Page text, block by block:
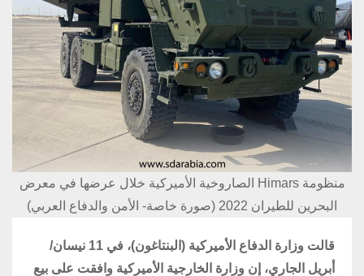
منظومة Himars الصاروخية الأميركية خلال عرضها في معرض
البحرين للطيران 2022 (صورة خاصة- الأمن والدفاع العربي)
قالت وزارة الدفاع الأميركية (البنتاغون)، في 11 نيسان/
أبريل الجاري، إن وزارة الخارجية الأميركية وافقت على بيع